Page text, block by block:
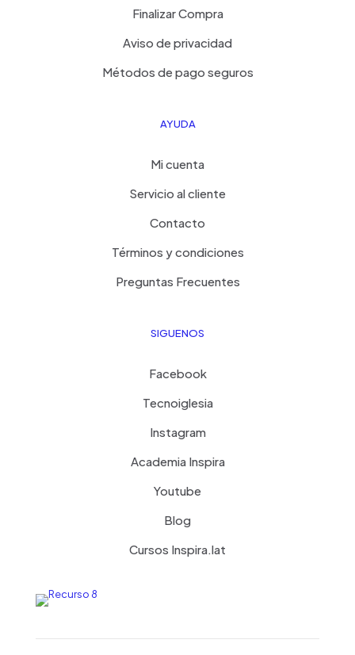
Finalizar Compra
Aviso de privacidad
Métodos de pago seguros
AYUDA
Mi cuenta
Servicio al cliente
Contacto
Términos y condiciones
Preguntas Frecuentes
SIGUENOS
Facebook
Tecnoiglesia
Instagram
Academia Inspira
Youtube
Blog
Cursos Inspira.lat